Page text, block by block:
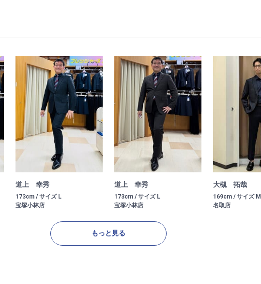
道上 幸秀
173cm / サイズ L
宝塚小林店
道上 幸秀
173cm / サイズ L
宝塚小林店
大槻 拓哉
169cm / サイズ M
名取店
もっと見る